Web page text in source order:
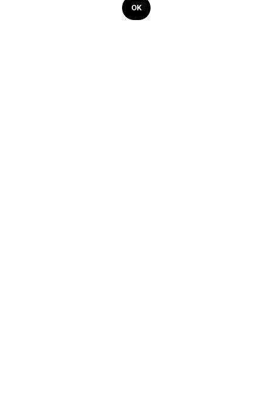
Для чего подбираете произведение?
OK